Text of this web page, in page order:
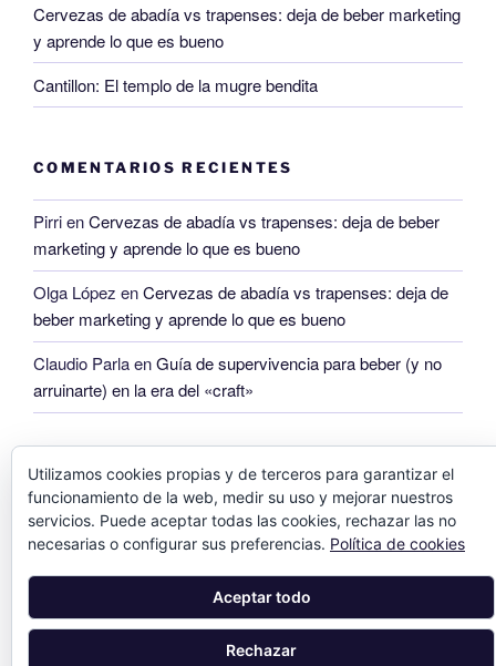
Cervezas de abadía vs trapenses: deja de beber marketing
y aprende lo que es bueno
Cantillon: El templo de la mugre bendita
COMENTARIOS RECIENTES
PirrienCervezas de abadía vs trapenses: deja de beber
marketing y aprende lo que es bueno
Olga López enCervezas de abadía vs trapenses: deja de
beber marketing y aprende lo que es bueno
Claudio ParlaenGuía de supervivencia para beber (y no
arruinarte) en la era del «craft»
Utilizamos cookies propias y de terceros para garantizar el
funcionamiento de la web, medir su uso y mejorar nuestros
servicios. Puede aceptar todas las cookies, rechazar las no
necesarias o configurar sus preferencias. Política de cookies
Aceptar todo
Rechazar